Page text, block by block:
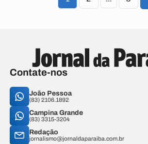
Contate-nos
João Pessoa
(83) 2106.1892
Campina Grande
(83) 3315-3204
Redação
jornalismo@jornaldaparaiba.com.br